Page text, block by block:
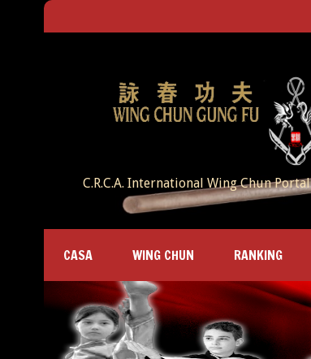
C.R.C.A. International Wing Chun Portal
CASA WING CHUN RANKING